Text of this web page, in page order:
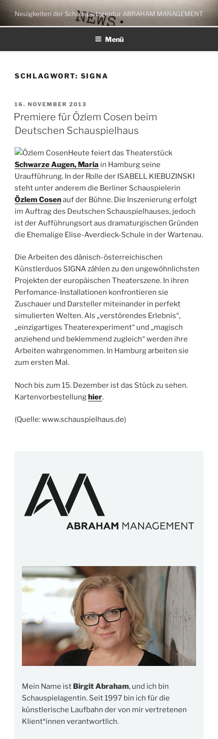
Zum
Inhalt
springen
Neuigkeiten der Schauspielagentur ABRAHAM MANAGEMENT
Menü
SCHLAGWORT: SIGNA
VERÖFFENTLICHT
AM
16. NOVEMBER 2013
Premiere für Özlem Cosen beim
Deutschen Schauspielhaus
Heute feiert das Theaterstück
Schwarze Augen, Maria in Hamburg seine
Uraufführung. In der Rolle der ISABELL KIEBUZINSKI
steht unter anderem die Berliner Schauspielerin
Özlem Cosenauf der Bühne. Die Inszenierung erfolgt
im Auftrag des Deutschen Schauspielhauses, jedoch
ist der Aufführungsort aus dramaturgischen Gründen
die Ehemalige Elise-Averdieck-Schule in der Wartenau.
Die Arbeiten des dänisch-österreichischen
Künstlerduos SIGNA zählen zu den ungewöhnlichsten
Projekten der europäischen Theaterszene. In ihren
Perfomance-Installationen konfrontieren sie
Zuschauer und Darsteller miteinander in perfekt
simulierten Welten. Als „verstörendes Erlebnis“,
„einzigartiges Theaterexperiment“ und „magisch
anziehend und beklemmend zugleich“ werden ihre
Arbeiten wahrgenommen. In Hamburg arbeiten sie
zum ersten Mal.
Noch bis zum 15. Dezember ist das Stück zu sehen.
Kartenvorbestellunghier.
(Quelle: www.schauspielhaus.de)
Mein Name ist Birgit Abraham, und ich bin
Schauspielagentin. Seit 1997 bin ich für die
künstlerische Laufbahn der von mir vertretenen
Klient*innen verantwortlich.